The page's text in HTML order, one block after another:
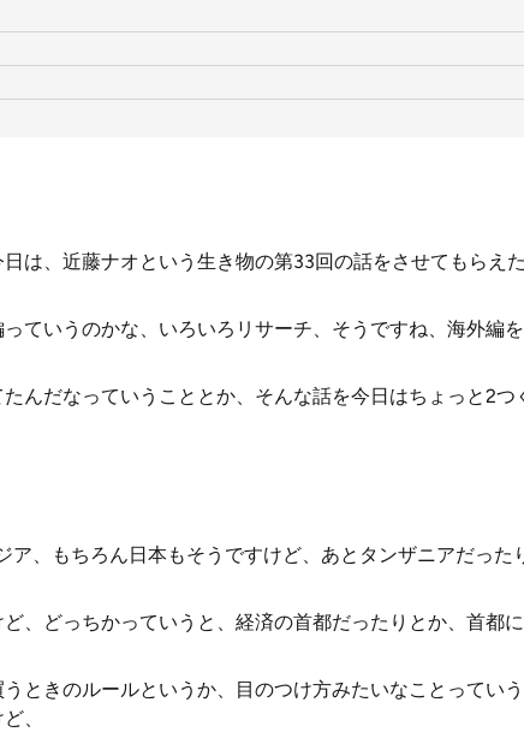
は、近藤ナオという生き物の第33回の話をさせてもらえ
ていうのかな、いろいろリサーチ、そうですね、海外編
んだなっていうこととか、そんな話を今日はちょっと2つ
ア、もちろん日本もそうですけど、あとタンザニアだった
、どっちかっていうと、経済の首都だったりとか、首都
ときのルールというか、目のつけ方みたいなことってい
、